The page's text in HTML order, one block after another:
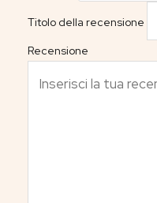
Titolo della recensione
Recensione